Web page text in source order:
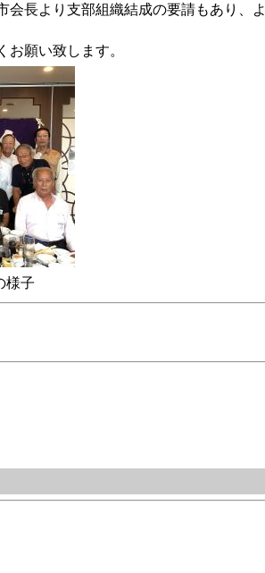
会長より支部組織結成の要請もあり、よ
願い致します。
様子